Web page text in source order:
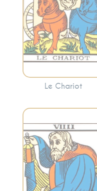
surmonter les
obstacles avec
détermination.
Le Chariot
Incarne la
recherche
intérieure, la
sagesse solitaire et
l’introspection.